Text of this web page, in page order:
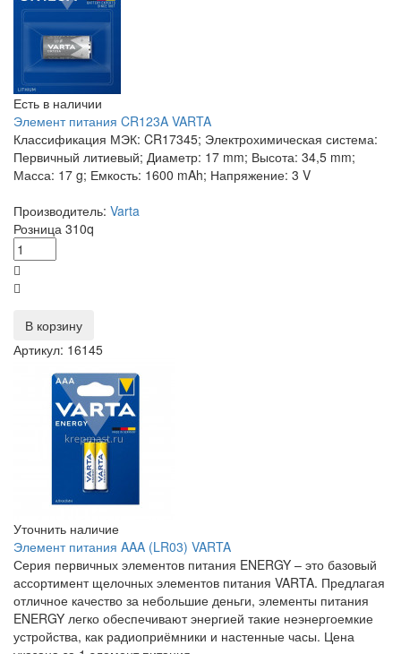
Есть в наличии
Элемент питания CR123A VARTA
Классификация МЭК: CR17345; Электрохимическая система:
Первичный литиевый; Диаметр: 17 mm; Высота: 34,5 mm;
Масса: 17 g; Емкость: 1600 mAh; Напряжение: 3 V
Производитель: Varta
Розница 310q
В корзину
Артикул: 16145
Уточнить наличие
Элемент питания AAA (LR03) VARTA
Серия первичных элементов питания ENERGY – это базовый
ассортимент щелочных элементов питания VARTA. Предлагая
отличное качество за небольшие деньги, элементы питания
ENERGY легко обеспечивают энергией такие неэнергоемкие
устройства, как радиоприёмники и настенные часы. Цена